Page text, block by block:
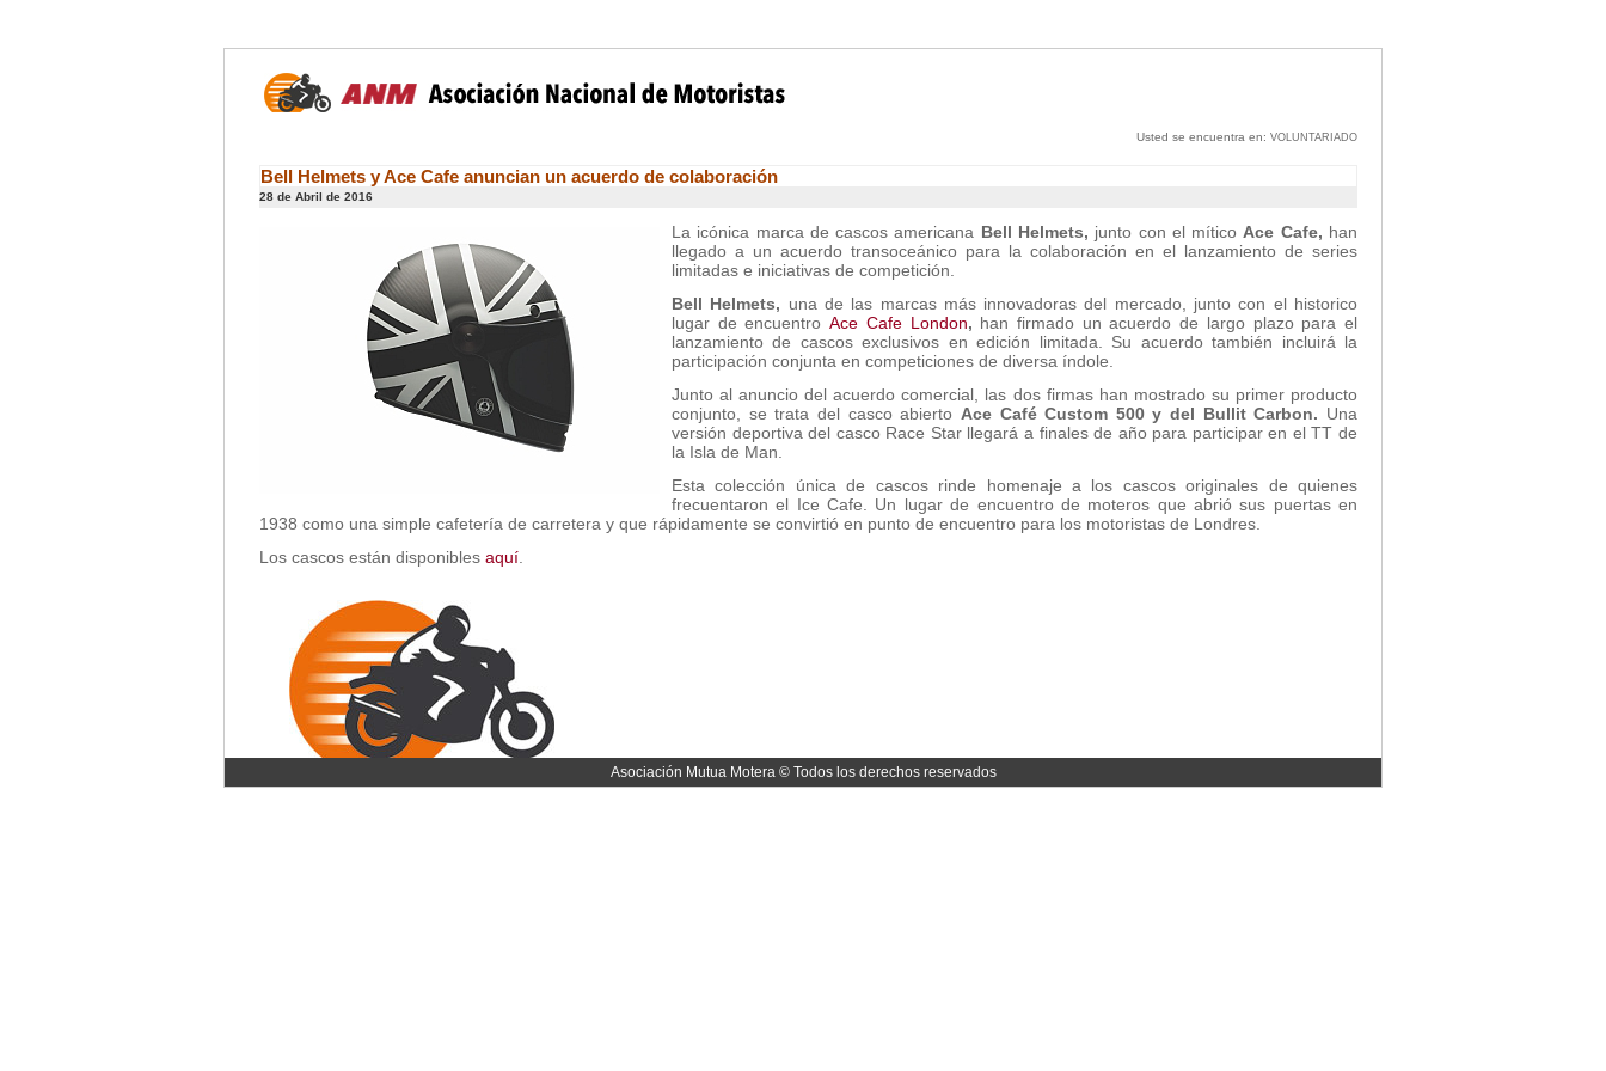
Usted se encuentra en: VOLUNTARIADO
Bell Helmets y Ace Cafe anuncian un acuerdo de colaboración
28 de Abril de 2016
La icónica marca de cascos americana Bell Helmets, junto con el mítico Ace Cafe, han
llegado a un acuerdo transoceánico para la colaboración en el lanzamiento de series
limitadas e iniciativas de competición.
Bell Helmets, una de las marcas más innovadoras del mercado, junto con el historico
lugar de encuentroAce Cafe London, han firmado un acuerdo de largo plazo para el
lanzamiento de cascos exclusivos en edición limitada. Su acuerdo también incluirá la
participación conjunta en competiciones de diversa índole.
Junto al anuncio del acuerdo comercial, las dos firmas han mostrado su primer producto
conjunto, se trata del casco abierto Ace Café Custom 500 y del Bullit Carbon. Una
versión deportiva del casco Race Star llegará a finales de año para participar en el TT de
la Isla de Man.
Esta colección única de cascos rinde homenaje a los cascos originales de quienes
frecuentaron el Ice Cafe. Un lugar de encuentro de moteros que abrió sus puertas en
1938 como una simple cafetería de carretera y que rápidamente se convirtió en punto de encuentro para los motoristas de Londres.
Los cascos están disponibles aquí
Asociación Mutua Motera © Todos los derechos reservados